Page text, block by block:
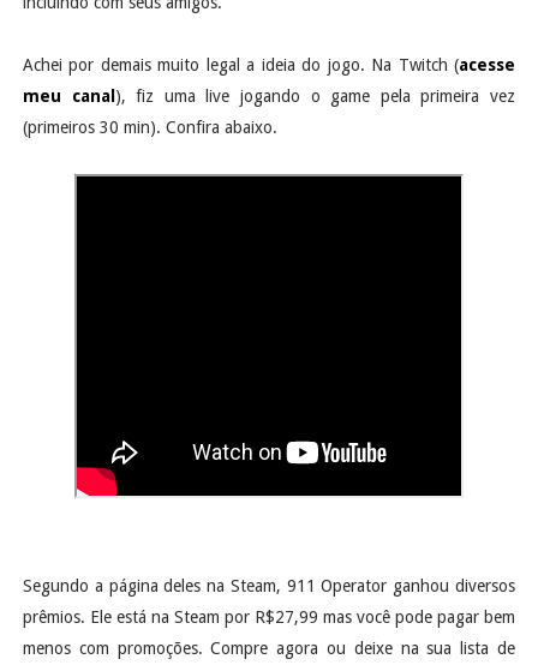
Achei por demais muito legal a ideia do jogo. Na Twitch (acesse
meu canal ), fiz uma live jogando o game pela primeira vez
(primeiros 30 min). Confira abaixo.
Segundo a página deles na Steam, 911 Operator ganhou diversos
prêmios. Ele está na Steam por R$27,99 mas você pode pagar bem
menos com promoções. Compre agora ou deixe na sua lista de